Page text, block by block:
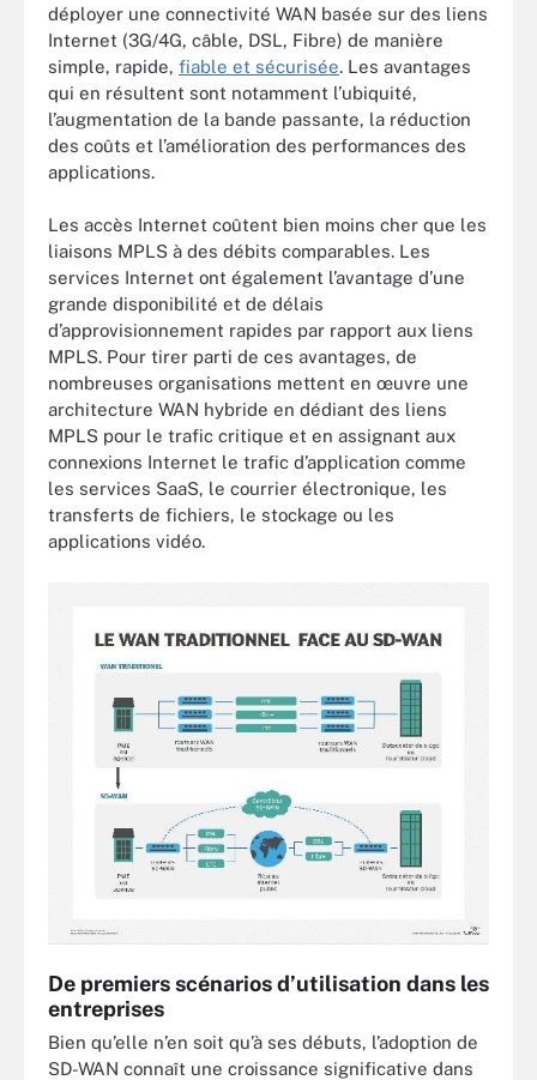
déployer une connectivité WAN basée sur des liens
Internet (3G/4G, câble, DSL, Fibre) de manière
simple, rapide, fiable et sécurisée. Les avantages
qui en résultent sont notamment l’ubiquité,
l’augmentation de la bande passante, la réduction
des coûts et l’amélioration des performances des
applications.
Les accès Internet coûtent bien moins cher que les
liaisons MPLS à des débits comparables. Les
services Internet ont également l’avantage d’une
grande disponibilité et de délais
d’approvisionnement rapides par rapport aux liens
MPLS. Pour tirer parti de ces avantages, de
nombreuses organisations mettent en œuvre une
architecture WAN hybride en dédiant des liens
MPLS pour le trafic critique et en assignant aux
connexions Internet le trafic d’application comme
les services SaaS, le courrier électronique, les
transferts de fichiers, le stockage ou les
applications vidéo.
De premiers scénarios d’utilisation dans les
entreprises
Bien qu’elle n’en soit qu’à ses débuts, l’adoption de
SD-WAN connaît une croissance significative dans